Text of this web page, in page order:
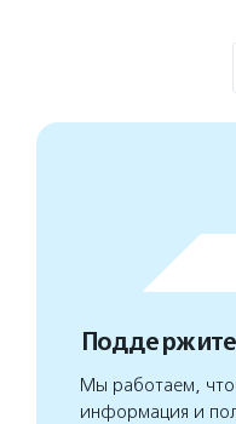
Мы работаем,
информация и